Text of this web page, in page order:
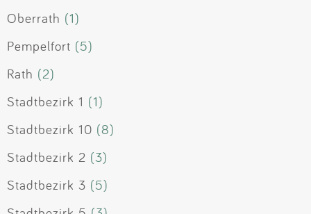
Oberrath (1)
Pempelfort (5)
Rath (2)
Stadtbezirk 1 (1)
Stadtbezirk 10 (8)
Stadtbezirk 2 (3)
Stadtbezirk 3 (5)